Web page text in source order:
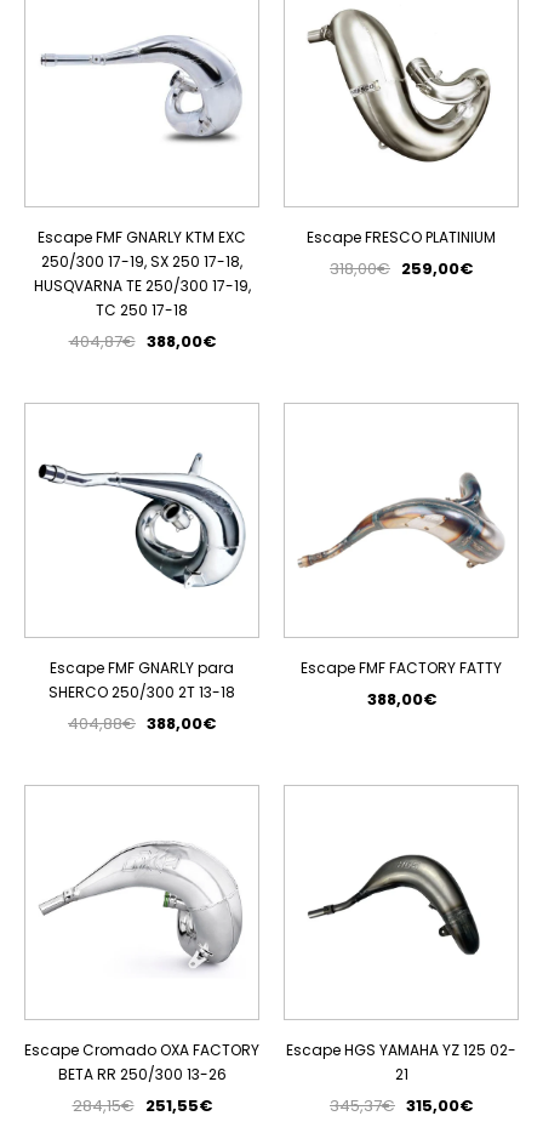
Escape FMF GNARLY KTM EXC
250/300 17-19, SX 250 17-18,
HUSQVARNA TE 250/300 17-19,
TC 250 17-18
404,87€ 388,00€
Escape FRESCO PLATINIUM
318,00€ 259,00€
ESGOTADO
Escape FMF GNARLY para
SHERCO 250/300 2T 13-18
404,88€ 388,00€
Escape FMF FACTORY FATTY
388,00€
Escape Cromado OXA FACTORY
BETA RR 250/300 13-26
284,15€ 251,55€
Escape HGS YAMAHA YZ 125 02-
21
345,37€ 315,00€